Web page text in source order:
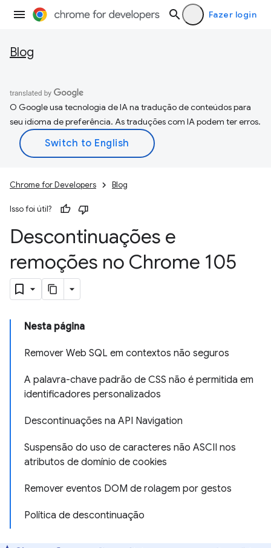
Fazer login
Blog
O Google usa tecnologia de IA na tradução de conteúdos para
seu idioma de preferência. As traduções com IA podem ter erros.
Chrome for Developers Blog
Isso foi útil?
Descontinuações e
remoções no Chrome 105
Nesta página
Remover Web SQL em contextos não seguros
A palavra-chave padrão de CSS não é permitida em
identificadores personalizados
Descontinuações na API Navigation
Suspensão do uso de caracteres não ASCII nos
atributos de domínio de cookies
Remover eventos DOM de rolagem por gestos
Política de descontinuação